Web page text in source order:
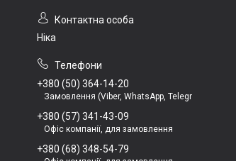
Ніка
+380 (50) 364-14-20
Замовлення (Viber, WhatsApp, Telegr
+380 (57) 341-43-09
Офіс компанії, для замовлення
+380 (68) 348-54-79